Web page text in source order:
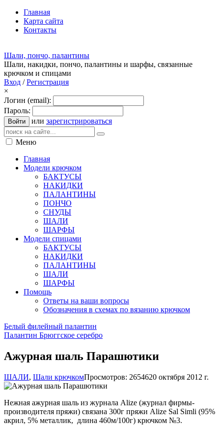
Главная
Карта сайта
Контакты
Шали, пончо, палантины
Шали, накидки, пончо, палантины и шарфы, связанные
крючком и спицами
Вход /Регистрация
×
Логин (email):
Пароль:
Войти или зарегистрироваться
Меню
Главная
Модели крючком
БАКТУСЫ
НАКИДКИ
ПАЛАНТИНЫ
ПОНЧО
СНУДЫ
ШАЛИ
ШАРФЫ
Модели спицами
БАКТУСЫ
НАКИДКИ
ПАЛАНТИНЫ
ШАЛИ
ШАРФЫ
Помощь
Ответы на ваши вопросы
Обозначения в схемах по вязанию крючком
Белый филейный палантин
Палантин Брюггское серебро
Ажурная шаль Парашютики
ШАЛИ, Шали крючкомПросмотров: 2654620 октября 2012 г.
Нежная ажурная шаль из журнала Alize (журнал фирмы-
производителя пряжи) связана 300г пряжи Alize Sal Simli (95%
акрил, 5% металлик, длина 460м/100г) крючком №3.